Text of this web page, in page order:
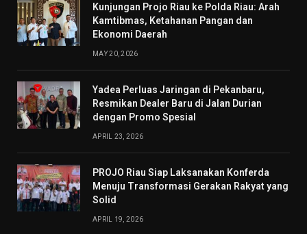
Kunjungan Projo Riau ke Polda Riau: Arah
Kamtibmas, Ketahanan Pangan dan
Ekonomi Daerah
MAY 20, 2026
Yadea Perluas Jaringan di Pekanbaru,
Resmikan Dealer Baru di Jalan Durian
dengan Promo Spesial
APRIL 23, 2026
PROJO Riau Siap Laksanakan Konferda
Menuju Transformasi Gerakan Rakyat yang
Solid
APRIL 19, 2026